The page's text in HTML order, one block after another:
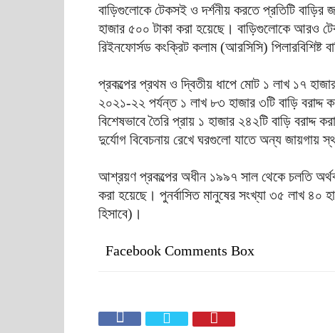
বাড়িগুলোকে টেকসই ও দর্শনীয় করতে প্রতিটি বাড়ির
হাজার ৫০০ টাকা করা হয়েছে। বাড়িগুলোকে আরও
রিইনফোর্সড কংক্রিট কলাম (আরসিসি) পিলারবিশিষ্ট
প্রকল্পের প্রথম ও দ্বিতীয় ধাপে মোট ১ লাখ ১৭
২০২১-২২ পর্যন্ত ১ লাখ ৮৩ হাজার ৩টি বাড়ি
বিশেষভাবে তৈরি প্রায় ১ হাজার ২৪২টি বাড়ি
দুর্যোগ বিবেচনায় রেখে ঘরগুলো যাতে অন্য জায়গায়
আশ্রয়ণ প্রকল্পের অধীন ১৯৯৭ সাল থেকে চলতি
করা হয়েছে। পুনর্বাসিত মানুষের সংখ্যা ৩৫ লাখ
হিসাবে)।
Facebook Comments Box